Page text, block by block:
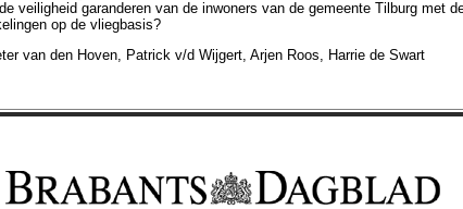
veiligheid garanderen van de inwoners van de gemeente Tilburg met
op de vliegbasis?
van den Hoven, Patrick v/d Wijgert, Arjen Roos, Harrie de Swart